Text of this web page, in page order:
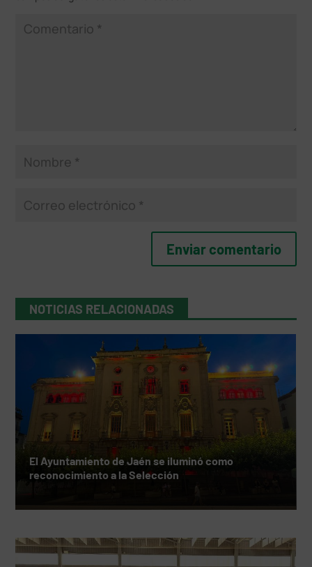
NOTICIAS RELACIONADAS
El Ayuntamiento de Jaén se iluminó como
reconocimiento a la Selección